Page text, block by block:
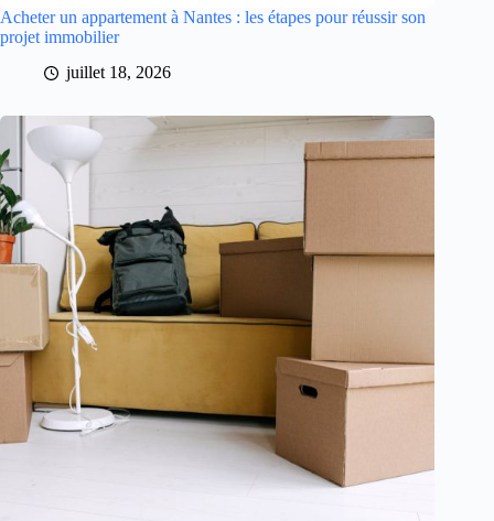
Acheter un appartement à Nantes : les étapes pour réussir son
projet immobilier
juillet 18, 2026